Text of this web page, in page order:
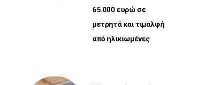
65.000 ευρώ σε
μετρητά και τιμαλφή
από ηλικιωμένες